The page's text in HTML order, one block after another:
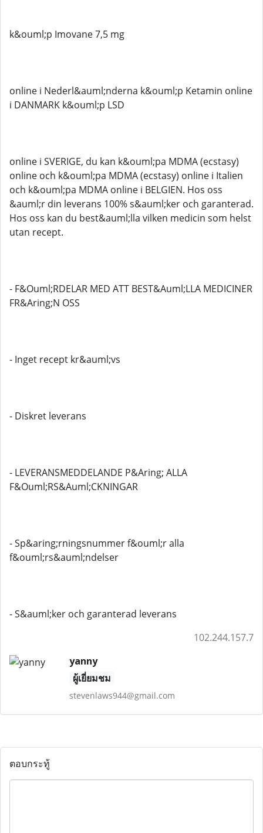
k&ouml;p Imovane 7,5 mg
online i Nederl&auml;nderna k&ouml;p Ketamin online
i DANMARK k&ouml;p LSD
online i SVERIGE, du kan k&ouml;pa MDMA (ecstasy)
online och k&ouml;pa MDMA (ecstasy) online i Italien
och k&ouml;pa MDMA online i BELGIEN. Hos oss
&auml;r din leverans 100% s&auml;ker och garanterad.
Hos oss kan du best&auml;lla vilken medicin som helst
utan recept.
- F&Ouml;RDELAR MED ATT BEST&Auml;LLA MEDICINER
FR&Aring;N OSS
- Inget recept kr&auml;vs
- Diskret leverans
- LEVERANSMEDDELANDE P&Aring; ALLA
F&Ouml;RS&Auml;CKNINGAR
- Sp&aring;rningsnummer f&ouml;r alla
f&ouml;rs&auml;ndelser
- S&auml;ker och garanterad leverans
102.244.157.7
yanny
ผู้เยี่ยมชม
stevenlaws944@gmail.com
ตอบกระทู้